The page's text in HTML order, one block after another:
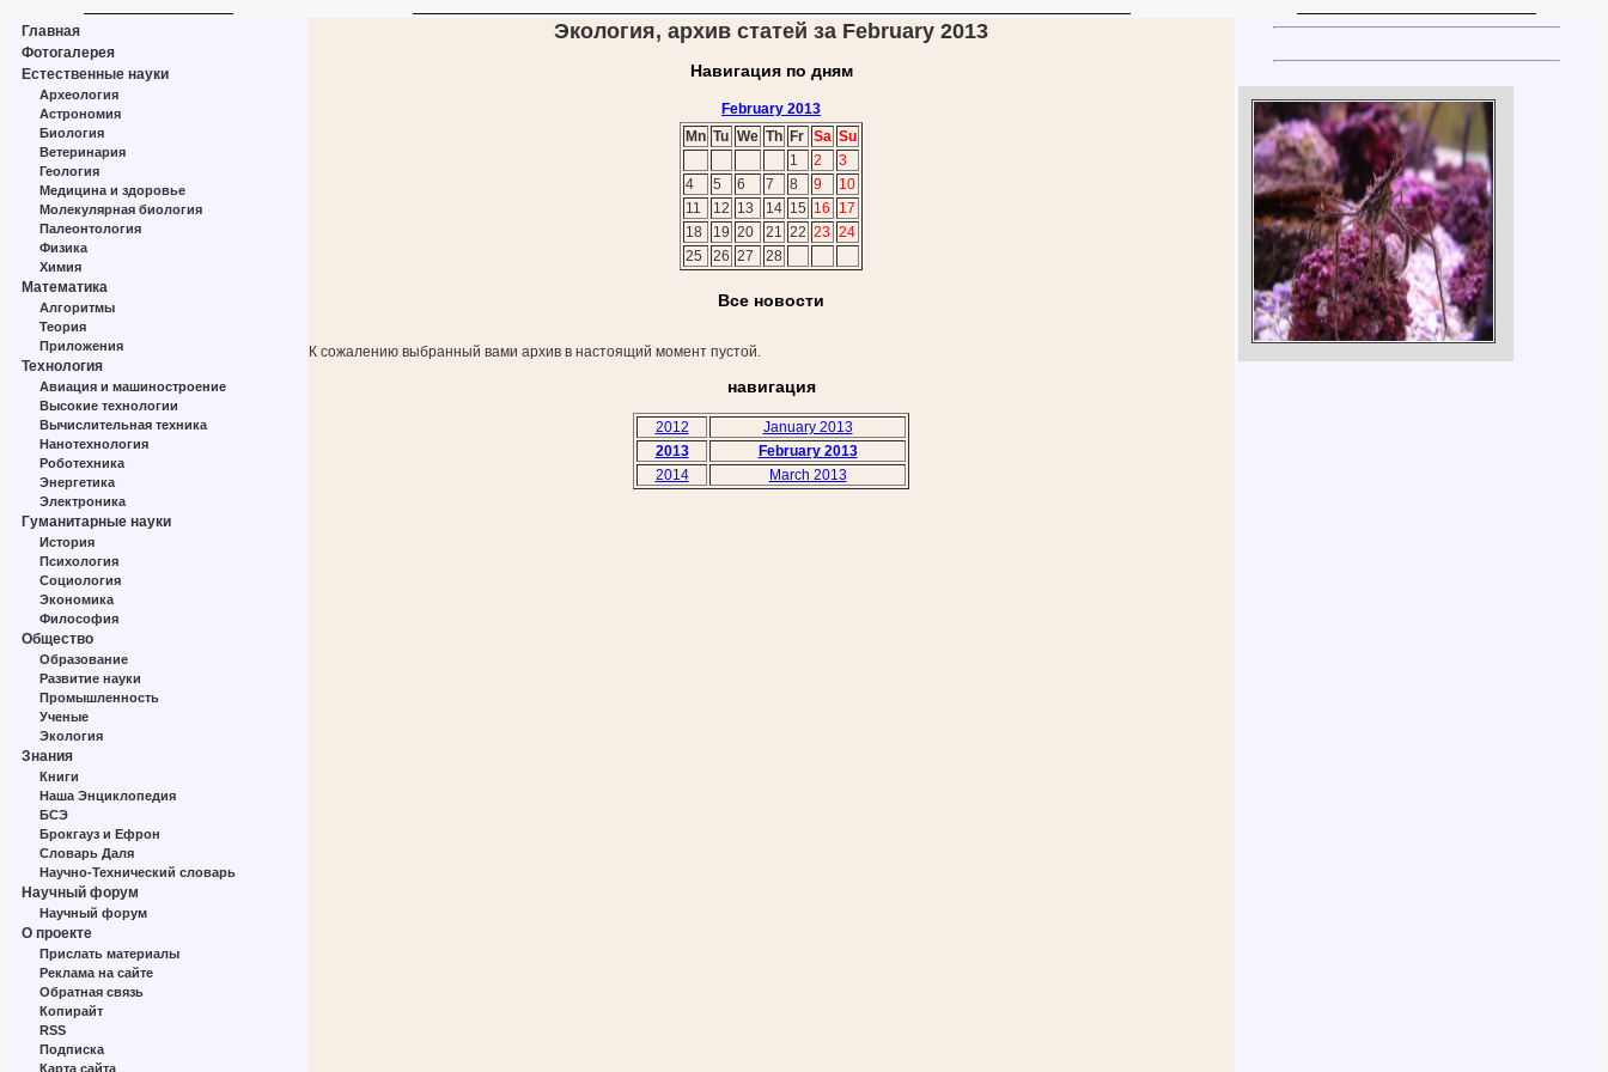
Главная
Фотогалерея
Естественные науки
Археология
Астрономия
Биология
Ветеринария
Геология
Медицина и здоровье
Молекулярная биология
Палеонтология
Физика
Химия
Математика
Алгоритмы
Теория
Приложения
Технология
Авиация и машиностроение
Высокие технологии
Вычислительная техника
Нанотехнология
Роботехника
Энергетика
Электроника
Гуманитарные науки
История
Психология
Социология
Экономика
Философия
Общество
Образование
Развитие науки
Промышленность
Ученые
Экология
Знания
Книги
Наша Энциклопедия
БСЭ
Брокгауз и Ефрон
Словарь Даля
Научно-Технический словарь
Научный форум
Научный форум
О проекте
Прислать материалы
Реклама на сайте
Обратная связь
Копирайт
RSS
Подписка
Карта сайта
Экология, архив статей за February 2013
Навигация по дням
February 2013
Mn Tu We Th Fr Sa Su
1
2
3
4
5 6 7 8 9
10
11
12 13 14 15 16
17
18
19 20 21 22 23 24
25
26 27 28
Все новости
К сожалению выбранный вами архив в настоящий момент пустой.
навигация
2012
January 2013
2013
February 2013
2014
March 2013